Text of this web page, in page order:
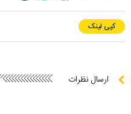
کپی لینک
ارسال نظرات